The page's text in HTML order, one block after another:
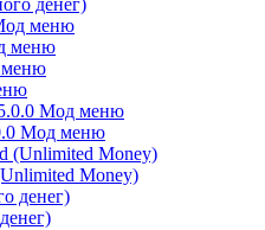
денег)
меню
Мод меню
Money)